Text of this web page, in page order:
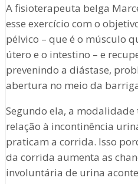
A fisioterapeuta belga
esse exercício com o
pélvico – que é o músculo
útero e o intestino – e
prevenindo a diástase,
abertura no meio da
Segundo ela, a
relação à incontinência
praticam a corrida. Isso
da corrida aumenta as
involuntária de urina